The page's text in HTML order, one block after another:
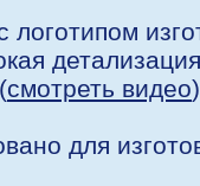
детализация
смотреть видео)
для